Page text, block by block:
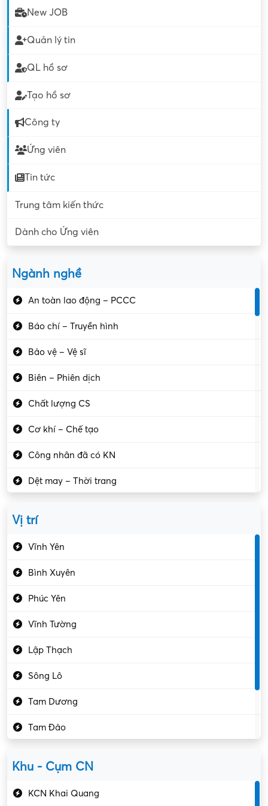
New JOB
Quản lý tin
QL hồ sơ
Tạo hồ sơ
Công ty
Ứng viên
Tin tức
Trung tâm kiến thức
Dành cho Ứng viên
Ngành nghề
An toàn lao động – PCCC
Báo chí – Truyền hình
Bảo vệ – Vệ sĩ
Biên – Phiên dịch
Chất lượng CS
Cơ khí – Chế tạo
Công nhân đã có KN
Dệt may – Thời trang
Kiểm soát chất lượng
Kỹ sư cơ khí
Kỹ sư điện
Vị trí
Vĩnh Yên
Bình Xuyên
Phúc Yên
Vĩnh Tường
Lập Thạch
Sông Lô
Tam Dương
Tam Đảo
Khu - Cụm CN
KCN Khai Quang